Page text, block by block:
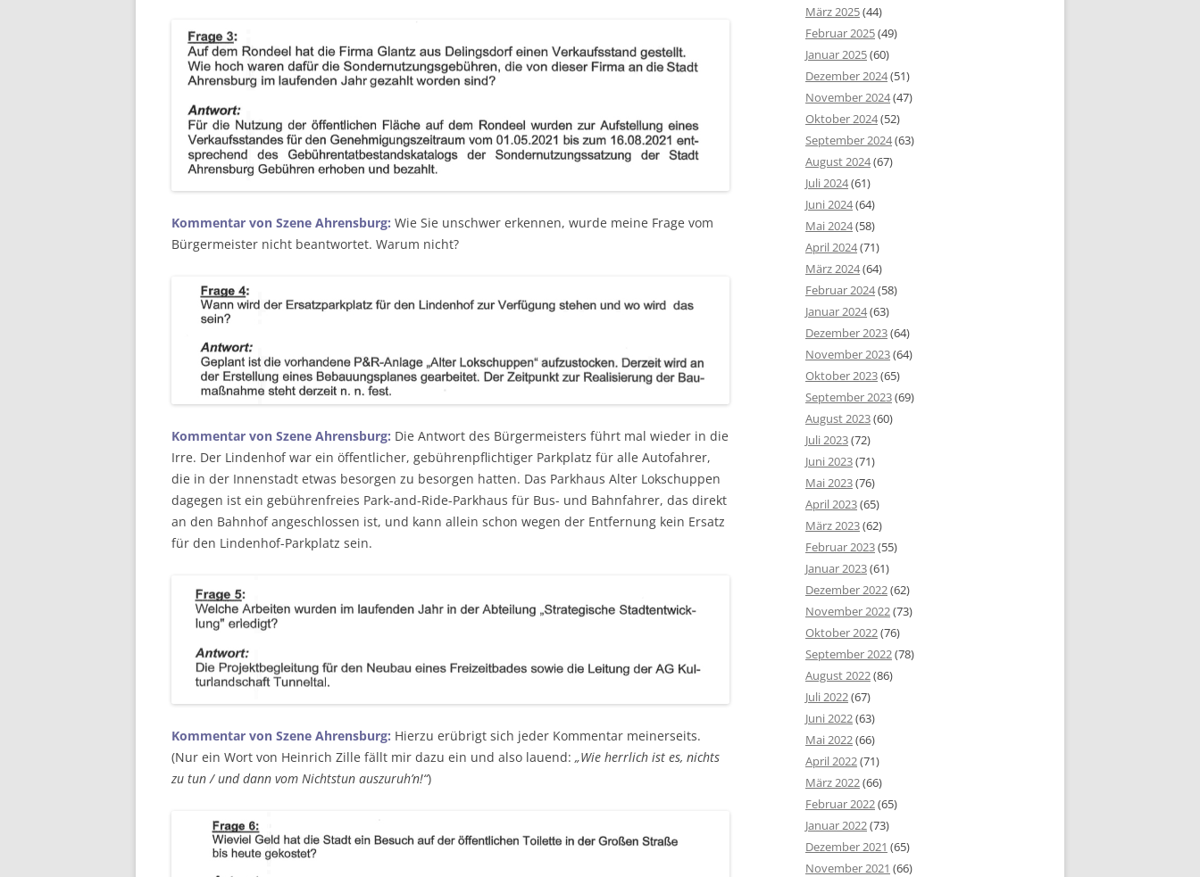
Kommentar von Szene Ahrensburg: Wie Sie unschwer erkennen, wurde meine Frage vom
Bürgermeister nicht beantwortet. Warum nicht?
Kommentar von Szene Ahrensburg: Die Antwort des Bürgermeisters führt mal wieder in die
Irre. Der Lindenhof war ein öffentlicher, gebührenpflichtiger Parkplatz für alle Autofahrer,
die in der Innenstadt etwas besorgen zu besorgen hatten. Das Parkhaus Alter Lokschuppen
dagegen ist ein gebührenfreies Park-and-Ride-Parkhaus für Bus- und Bahnfahrer, das direkt
an den Bahnhof angeschlossen ist, und kann allein schon wegen der Entfernung kein Ersatz
für den Lindenhof-Parkplatz sein.
Kommentar von Szene Ahrensburg: Hierzu erübrigt sich jeder Kommentar meinerseits.
(Nur ein Wort von Heinrich Zille fällt mir dazu ein und also lauend: „Wie herrlich ist es, nichts
zu tun / und dann vom Nichtstun auszuruh’n!“)
März 2025(44)
Februar 2025(49)
Januar 2025(60)
Dezember 2024(51)
November 2024(47)
Oktober 2024(52)
September 2024(63)
August 2024(67)
Juli 2024(61)
Juni 2024(64)
Mai 2024(58)
April 2024(71)
März 2024(64)
Februar 2024(58)
Januar 2024(63)
Dezember 2023(64)
November 2023(64)
Oktober 2023(65)
September 2023(69)
August 2023(60)
Juli 2023(72)
Juni 2023(71)
Mai 2023(76)
April 2023(65)
März 2023(62)
Februar 2023(55)
Januar 2023(61)
Dezember 2022(62)
November 2022(73)
Oktober 2022(76)
September 2022(78)
August 2022(86)
Juli 2022(67)
Juni 2022(63)
Mai 2022(66)
April 2022(71)
März 2022(66)
Februar 2022(65)
Januar 2022(73)
Dezember 2021 (65)
November 2021 (66)